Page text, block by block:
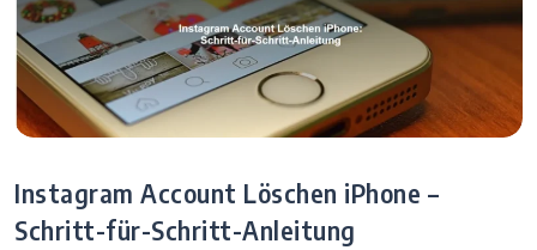
Instagram Account Löschen iPhone –
Schritt-für-Schritt-Anleitung